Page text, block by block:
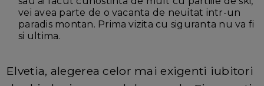
vei avea parte de o vacanta de neuitat intr-un
paradis montan. Prima vizita cu siguranta nu va fi
si ultima.
Elvetia, alegerea celor mai exigenti iubitori